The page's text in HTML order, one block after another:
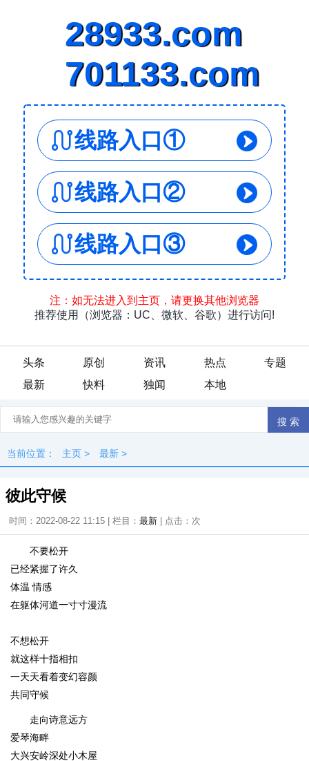
头条 原创 资讯 热点
专题
最新
快料 独闻 本地
当前位置： 主页 > 最新 >
彼此守候
时间：2022-08-22 11:15 | 栏目： 最新 | 点击： 次
不要松开
已经紧握了许久
体温 情感
在躯体河道一寸寸漫流
不想松开
就这样十指相扣
一天天看着变幻容颜
共同守候
走向诗意远方
爱琴海畔
大兴安岭深处小木屋